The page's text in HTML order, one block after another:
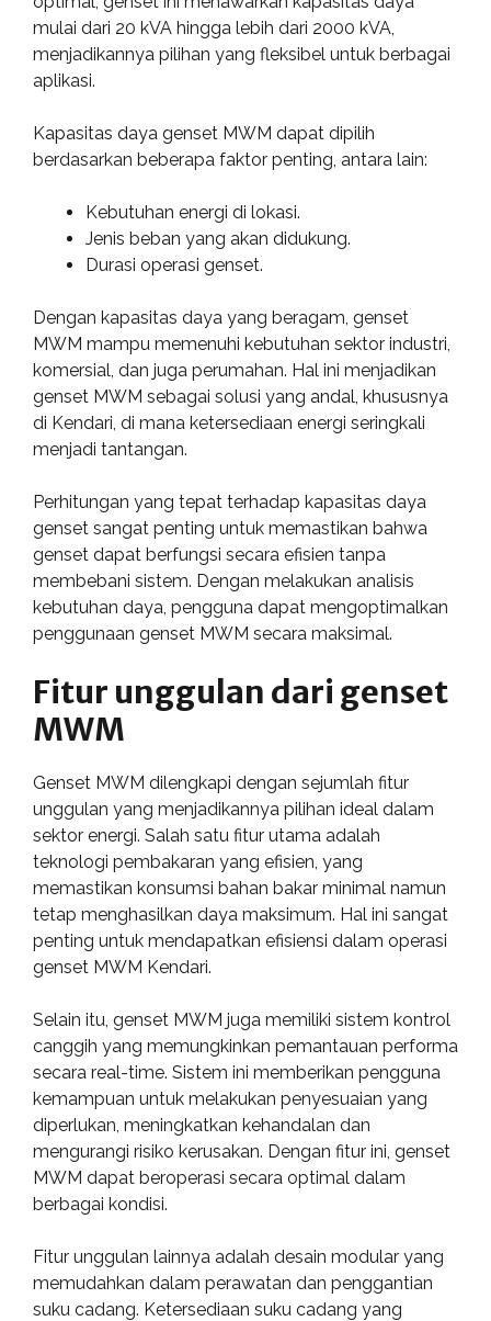
mulai dari 20 kVA hingga lebih dari 2000 kVA,
menjadikannya pilihan yang fleksibel untuk berbagai
aplikasi.
Kapasitas daya genset MWM dapat dipilih
berdasarkan beberapa faktor penting, antara lain:
Kebutuhan energi di lokasi.
Jenis beban yang akan didukung.
Durasi operasi genset.
Dengan kapasitas daya yang beragam, genset
MWM mampu memenuhi kebutuhan sektor industri,
komersial, dan juga perumahan. Hal ini menjadikan
genset MWM sebagai solusi yang andal, khususnya
di Kendari, di mana ketersediaan energi seringkali
menjadi tantangan.
Perhitungan yang tepat terhadap kapasitas daya
genset sangat penting untuk memastikan bahwa
genset dapat berfungsi secara efisien tanpa
membebani sistem. Dengan melakukan analisis
kebutuhan daya, pengguna dapat mengoptimalkan
penggunaan genset MWM secara maksimal.
Fitur unggulan dari genset
MWM
Genset MWM dilengkapi dengan sejumlah fitur
unggulan yang menjadikannya pilihan ideal dalam
sektor energi. Salah satu fitur utama adalah
teknologi pembakaran yang efisien, yang
memastikan konsumsi bahan bakar minimal namun
tetap menghasilkan daya maksimum. Hal ini sangat
penting untuk mendapatkan efisiensi dalam operasi
genset MWM Kendari.
Selain itu, genset MWM juga memiliki sistem kontrol
canggih yang memungkinkan pemantauan performa
secara real-time. Sistem ini memberikan pengguna
kemampuan untuk melakukan penyesuaian yang
diperlukan, meningkatkan kehandalan dan
mengurangi risiko kerusakan. Dengan fitur ini, genset
MWM dapat beroperasi secara optimal dalam
berbagai kondisi.
Fitur unggulan lainnya adalah desain modular yang
memudahkan dalam perawatan dan penggantian
suku cadang. Ketersediaan suku cadang yang